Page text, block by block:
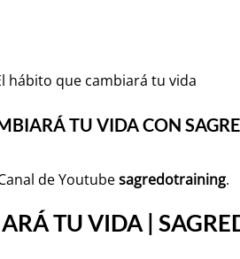
hábito que cambiará tu vida
TU VIDA CON
de Youtubesagredotraining.
TU VIDA |